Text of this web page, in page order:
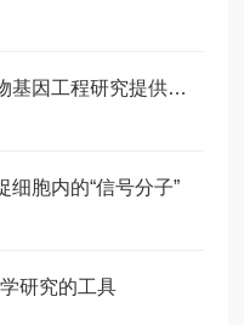
农杆菌感受态制备试剂盒为植物基因工程研究提供了一种标准化工具
胞内的“信号分子”
研究的工具